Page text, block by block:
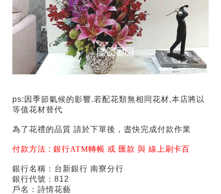
ps:因季節氣候的影響.若配花類無相同花材,本店將以
等值花材替代
為了花禮的品質 請於下單後，盡快完成付款作業
付款方法 :銀行ATM轉帳 或 匯款 與 線上刷卡百
銀行名稱：台新銀行 南寮分行
銀行代號：812
戶名：詩情花藝